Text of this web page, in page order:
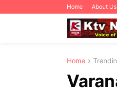
Home About Us
Home